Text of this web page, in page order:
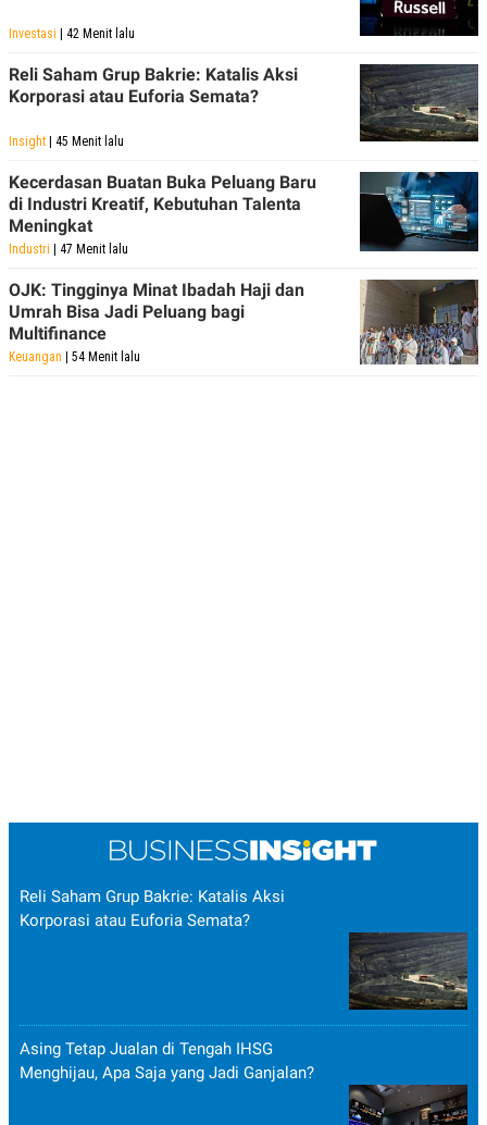
Investasi | 42 Menit lalu
Reli Saham Grup Bakrie: Katalis Aksi
Korporasi atau Euforia Semata?
Insight | 45 Menit lalu
Kecerdasan Buatan Buka Peluang Baru
di Industri Kreatif, Kebutuhan Talenta
Meningkat
Industri | 47 Menit lalu
OJK: Tingginya Minat Ibadah Haji dan
Umrah Bisa Jadi Peluang bagi
Multifinance
Keuangan | 54 Menit lalu
Reli Saham Grup Bakrie: Katalis Aksi
Korporasi atau Euforia Semata?
Asing Tetap Jualan di Tengah IHSG
Menghijau, Apa Saja yang Jadi Ganjalan?